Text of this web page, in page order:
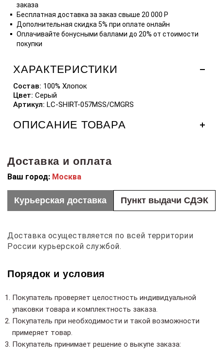
заказа
Бесплатная доставка за заказ свыше 20 000 P
Дополнительная скидка 5% при оплате онлайн
Оплачивайте бонусными баллами до 20% от стоимости
покупки
ХАРАКТЕРИСТИКИ
Состав: 100% Хлопок
Цвет: Серый
Артикул: LC-SHIRT-057MSS/CMGRS
ОПИСАНИЕ ТОВАРА
сочетает в себе элегантность и повседневную
атмосферу, что делает ее идеальной как для
повседневного ношения, так и для более официальных
Доставка и оплата
Ваш город: Москва
Курьерская доставка Пункт выдачи СДЭК
Доставка осуществляется по всей территории
России курьерской службой.
Порядок и условия
Покупатель проверяет целостность индивидуальной
упаковки товара и комплектность заказа.
Покупатель при необходимости и такой возможности
примеряет товар.
Покупатель принимает решение о выкупе заказа: